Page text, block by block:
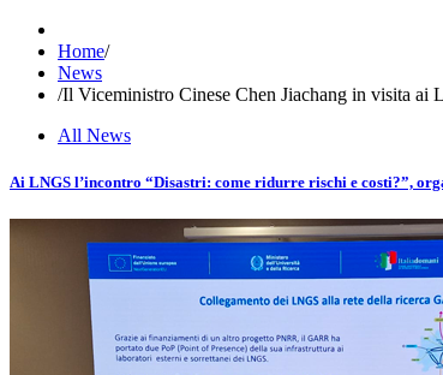
Home/
News
/Il Viceministro Cinese Chen Jiachang in visita ai
All News
Ai LNGS l’incontro “Disastri: come ridurre rischi e costi?”,